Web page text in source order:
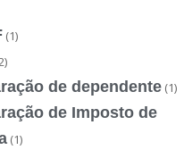
(1)
de dependente (1)
de Imposto de
(1)